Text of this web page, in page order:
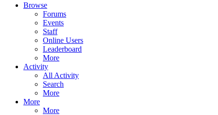
Browse
Forums
Events
Staff
Online Users
Leaderboard
More
Activity
All Activity
Search
More
More
More